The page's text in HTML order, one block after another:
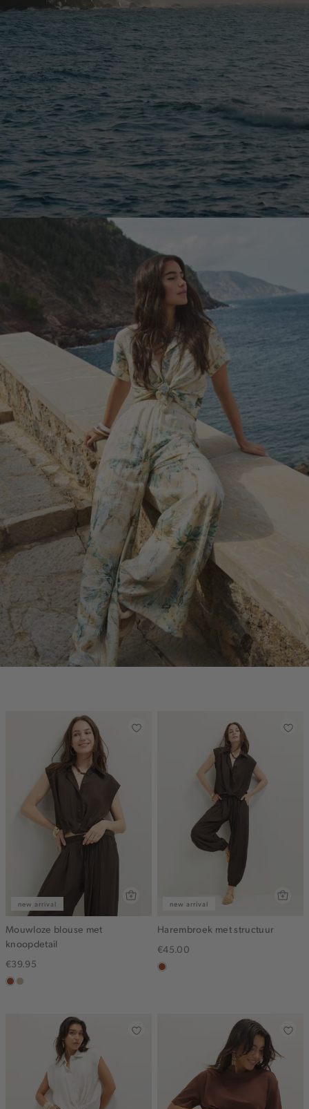
new arrival
Mouwloze blouse met
knoopdetail
€39.95
bruinlichtzand
new arrival
Harembroek met structuur
€45.00
bruin